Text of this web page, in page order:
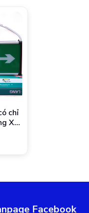
chỉ
XF-
Facebook